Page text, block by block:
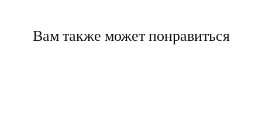
Вам также может понравиться